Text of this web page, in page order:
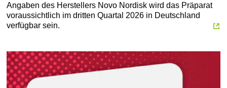
Angaben des Herstellers Novo Nordisk wird das Präparat
voraussichtlich im dritten Quartal 2026 in Deutschland
verfügbar sein.